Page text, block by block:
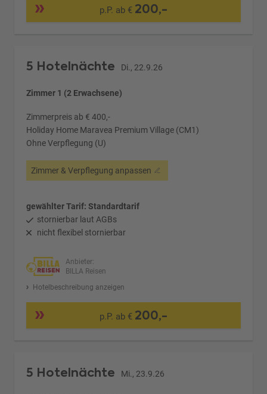
p.P. ab € 200,-
5 Hotelnächte Di., 22.9.26
Zimmer 1 (2 Erwachsene)
Zimmerpreis ab € 400,-
Holiday Home Maravea Premium Village (CM1)
Ohne Verpflegung (U)
Zimmer & Verpflegung anpassen
gewählter Tarif: Standardtarif
stornierbar laut AGBs
nicht flexibel stornierbar
Anbieter:
BILLA Reisen
Hotelbeschreibung anzeigen
p.P. ab € 200,-
5 Hotelnächte Mi., 23.9.26